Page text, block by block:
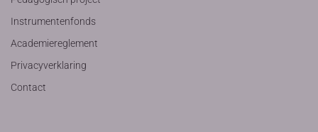
Instrumentenfonds
Academiereglement
Privacyverklaring
Contact